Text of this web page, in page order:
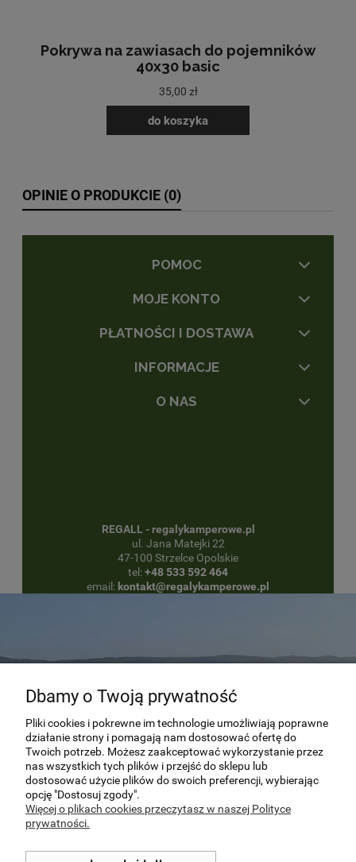
Pokrywa na zawiasach do pojemników
40x30 basic
35,00 zł
do koszyka
OPINIE O PRODUKCIE (0)
POMOC
MOJE KONTO
PŁATNOŚCI I DOSTAWA
INFORMACJE
O NAS
REGALL - regalykamperowe.pl
ul. Jana Matejki 22
47-100 Strzelce Opolskie
tel:+48 533 592 464
email: kontakt@regalykamperowe.pl
“Podróżować to żyć.”
Hans Christian Andersen
Dbamy o Twoją prywatność
Pliki cookies i pokrewne im technologie umożliwiają poprawne
działanie strony i pomagają nam dostosować ofertę do
Twoich potrzeb. Możesz zaakceptować wykorzystanie przez
nas wszystkich tych plików i przejść do sklepu lub
dostosować użycie plików do swoich preferencji, wybierając
opcję "Dostosuj zgody".
Więcej o plikach cookies przeczytasz w naszej Polityce
prywatności.